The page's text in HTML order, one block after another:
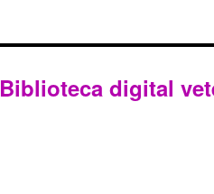
Biblioteca digital